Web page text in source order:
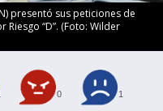
presentó sus peticiones de
“D”. (Foto: Wilder
0 1